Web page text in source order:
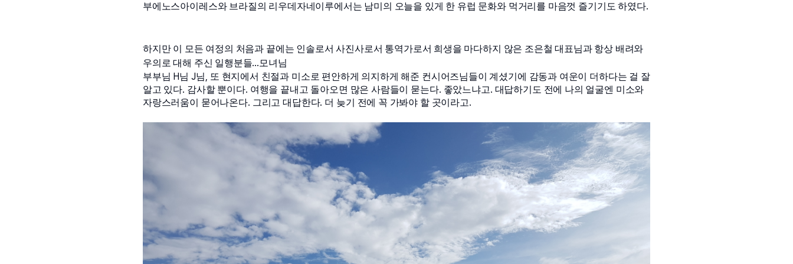
부에노스아이레스와 브라질의 리우데자네이루에서는 남미의 오늘을 있게 한 유럽 문화와 먹거리를 마음껏 즐기기도 하였다
하지만 이 모든 여정의 처음과 끝에는 인솔로서 사진사로서 통역가로서 희생을 마다하지 않은 조은철 대표님과 항상 배려와
우의로 대해 주신 일행분들... 모녀님
부부님 H님 J님, 또 현지에서 친절과 미소로 편안하게 의지하게 해준 컨시어즈님들이 계셨기에 감동과 여운이 더하다는 걸 잘
알고 있다. 감사할 뿐이다. 여행을 끝내고 돌아오면 많은 사람들이 묻는다. 좋았느냐고. 대답하기도 전에 나의 얼굴엔 미소와
자랑스러움이 묻어나온다. 그리고 대답한다. 더 늦기 전에 꼭 가봐야 할 곳이라고.